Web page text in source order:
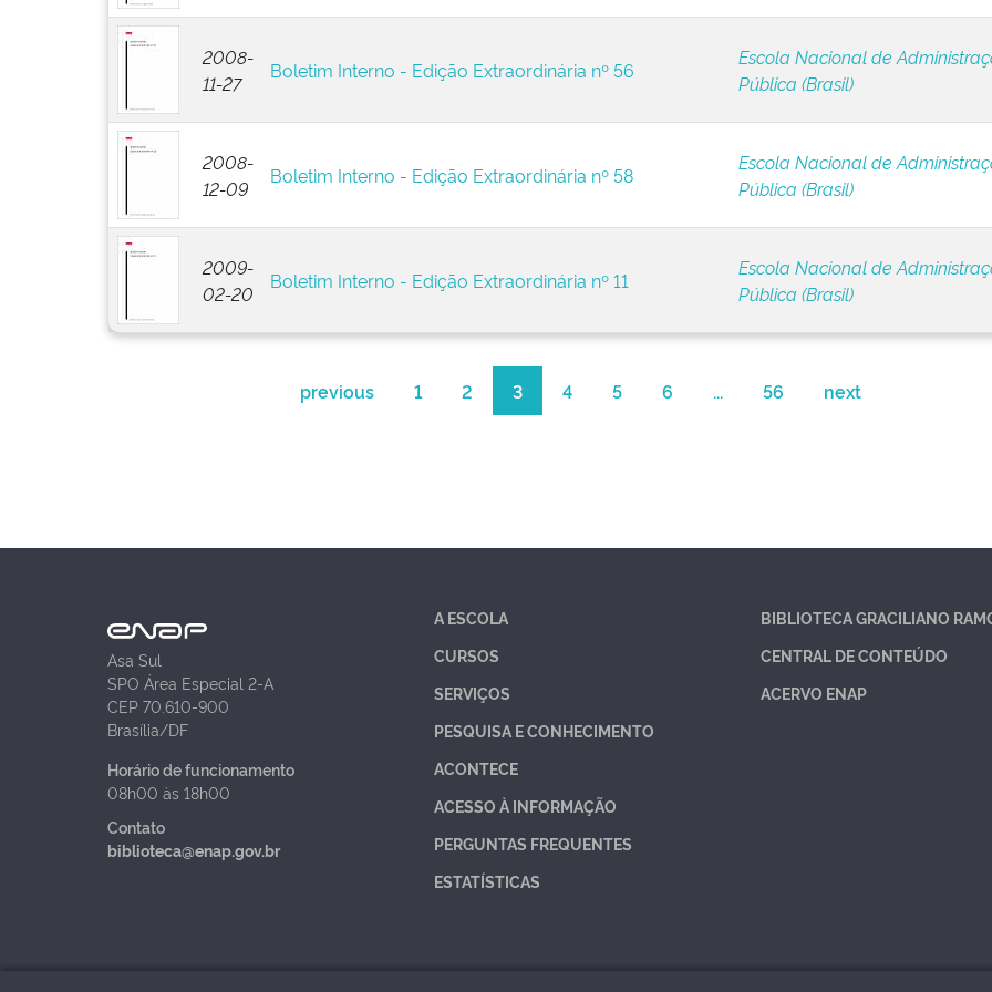
2008-
11-27
Boletim Interno - Edição Extraordinária nº 56
Escola Nacional de
Pública (Brasil)
2008-
12-09
Boletim Interno - Edição Extraordinária nº 58
Escola Nacional de
Pública (Brasil)
2009-
02-20
Boletim Interno - Edição Extraordinária nº 11
Escola Nacional de
Pública (Brasil)
previous 1 2 3 4 5 6 ... 56 next
Asa Sul
SPO Área Especial 2-A
CEP 70.610-900
Brasília/DF
Horário de funcionamento
08h00 às 18h00
Contato
biblioteca@enap.gov.br
A ESCOLA
CURSOS
SERVIÇOS
PESQUISA E CONHECIMENTO
ACONTECE
ACESSO À INFORMAÇÃO
PERGUNTAS FREQUENTES
ESTATÍSTICAS
BIBLIOTECA GRACILIANO
CENTRAL DE CONTEÚDO
ACERVO ENAP